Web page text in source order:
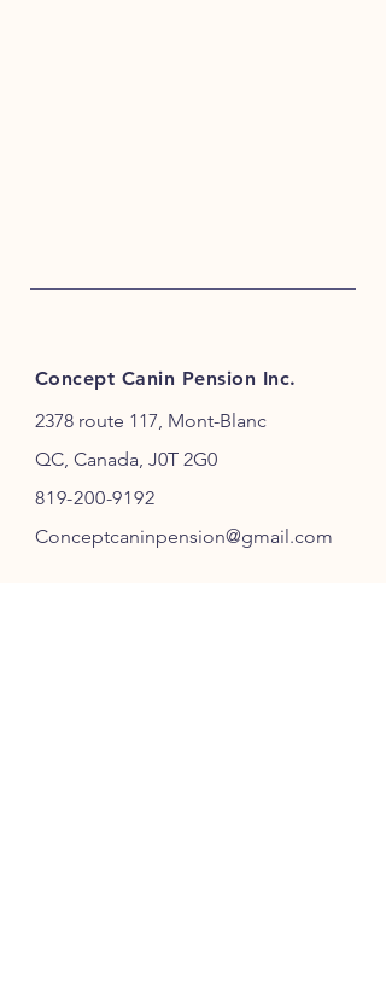
Concept Canin Pension Inc.
2378 route 117, Mont-Blanc
QC, Canada, J0T 2G0
819-200-9192
Conceptcaninpension@gmail.com